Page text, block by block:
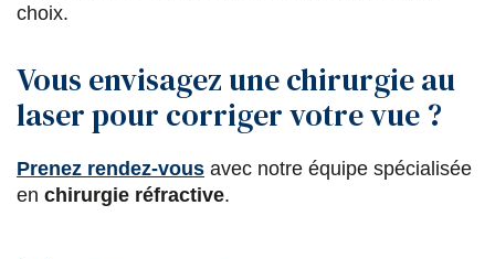
choix.
Vous envisagez une chirurgie au
laser pour corriger votre vue ?
Prenez rendez-vous avec notre équipe spécialisée
en chirurgie réfractive.